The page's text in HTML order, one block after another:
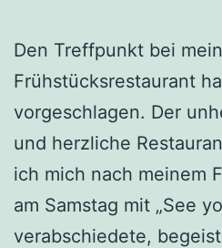
Den Treffpunkt bei
Frühstücksrestaurant
vorgeschlagen. Der
und herzliche
ich mich nach meinem
am Samstag mit „See
verabschiedete,